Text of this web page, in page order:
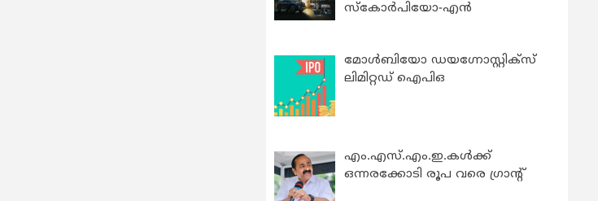
സ്കോർപിയോ-എൻ
മോൾബിയോ ഡയഗ്നോസ്റ്റിക്സ്
ലിമിറ്റഡ് ഐപിഒ
എം.എസ്.എം.ഇ.കൾക്ക്
ഒന്നരക്കോടി രൂപ വരെ ഗ്രാന്റ്